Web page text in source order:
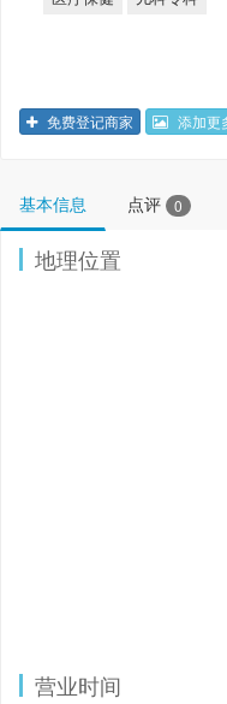
免费登记商家 添加更
基本信息 点评 0
地理位置
营业时间